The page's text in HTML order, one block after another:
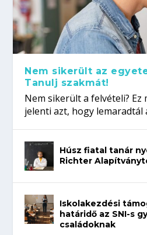
Nem sikerült az
Tanulj szakmát!
Nem sikerült a felvételi? Ez
jelenti azt, hogy lemaradtál
Húsz fiatal tanár
Richter
Iskolakezdési
határidő az SNI-s
családoknak